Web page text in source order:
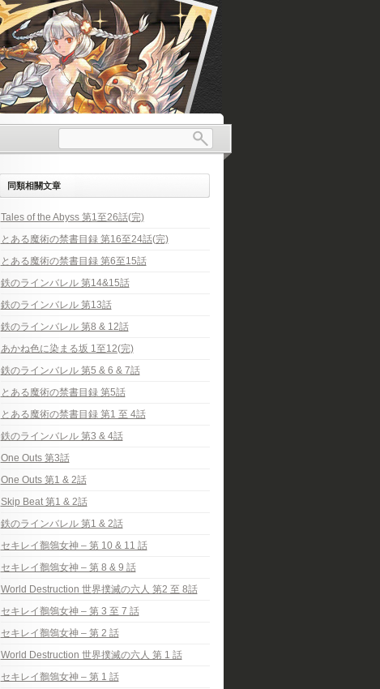
同類相關文章
Tales of the Abyss 第1至26話(完)
とある魔術の禁書目録 第16至24話(完)
とある魔術の禁書目録 第6至15話
鉄のラインバレル 第14&15話
鉄のラインバレル 第13話
鉄のラインバレル 第8 & 12話
あかね色に染まる坂 1至12(完)
鉄のラインバレル 第5 & 6 & 7話
とある魔術の禁書目録 第5話
とある魔術の禁書目録 第1 至 4話
鉄のラインバレル 第3 & 4話
One Outs 第3話
One Outs 第1 & 2話
Skip Beat 第1 & 2話
鉄のラインバレル 第1 & 2話
セキレイ鶺鴒女神 – 第 10 & 11 話
セキレイ鶺鴒女神 – 第 8 & 9 話
World Destruction 世界撲滅の六人 第2 至 8話
セキレイ鶺鴒女神 – 第 3 至 7 話
セキレイ鶺鴒女神 – 第 2 話
World Destruction 世界撲滅の六人 第 1 話
セキレイ鶺鴒女神 – 第 1 話